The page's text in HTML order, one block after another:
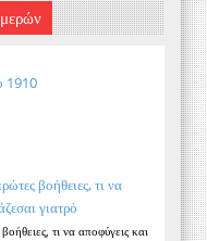
1910
βοήθειες, τι να
γιατρό
τι να αποφύγεις και